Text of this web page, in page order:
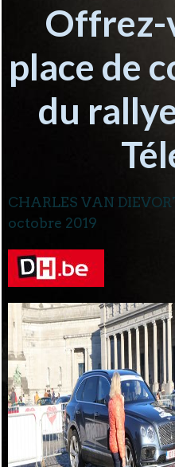
Offrez-
place de
du
CHARLES VAN
octobre 2019